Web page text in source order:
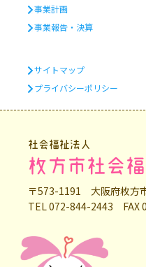
事業計画
事業報告・決算
サイトマップ
プライバシーポリシー
社会福祉法人
枚方市社会
〒573-1191 大阪府枚方
TEL 072-844-2443 FAX